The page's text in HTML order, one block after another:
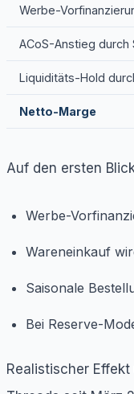
Werbe-
ACoS-Anstieg
Liquiditäts-Hold
Netto-Marge
Auf den ersten
Werbe-
Wareneinkauf
Saisonale
Bei Reserve-
Realistischer